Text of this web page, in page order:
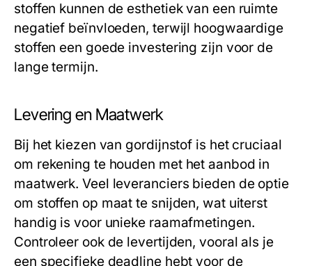
stoffen kunnen de esthetiek van een ruimte
negatief beïnvloeden, terwijl hoogwaardige
stoffen een goede investering zijn voor de
lange termijn.
Levering en Maatwerk
Bij het kiezen van gordijnstof is het cruciaal
om rekening te houden met het aanbod in
maatwerk. Veel leveranciers bieden de optie
om stoffen op maat te snijden, wat uiterst
handig is voor unieke raamafmetingen.
Controleer ook de levertijden, vooral als je
een specifieke deadline hebt voor de